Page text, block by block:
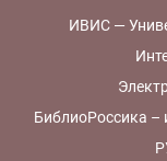
ИВИС —
БиблиоРоссика –